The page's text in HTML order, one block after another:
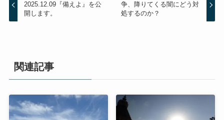
2025.12.09『備えよ』を公
開します。
争、降りてくる闇にどう対
処するのか？
関連記事